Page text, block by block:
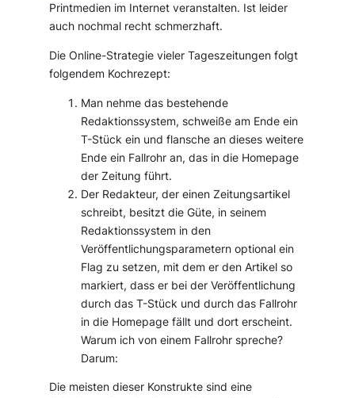
Printmedien im Internet veranstalten. Ist leider
auch nochmal recht schmerzhaft.
Die Online-Strategie vieler Tageszeitungen folgt
folgendem Kochrezept:
Man nehme das bestehende
Redaktionssystem, schweiße am Ende ein
T-Stück ein und flansche an dieses weitere
Ende ein Fallrohr an, das in die Homepage
der Zeitung führt.
Der Redakteur, der einen Zeitungsartikel
schreibt, besitzt die Güte, in seinem
Redaktionssystem in den
Veröffentlichungsparametern optional ein
Flag zu setzen, mit dem er den Artikel so
markiert, dass er bei der Veröffentlichung
durch das T-Stück und durch das Fallrohr
in die Homepage fällt und dort erscheint.
Warum ich von einem Fallrohr spreche?
Darum:
Die meisten dieser Konstrukte sind eine